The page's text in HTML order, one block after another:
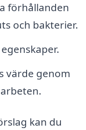
förhållanden
och bakterier.
värde genom
kan du